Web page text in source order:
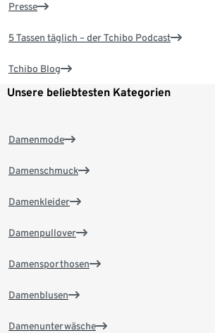
Presse
5 Tassen täglich – der Tchibo Podcast
Tchibo Blog
Unsere beliebtesten Kategorien
Damenmode
Damenschmuck
Damenkleider
Damenpullover
Damensporthosen
Damenblusen
Damenunterwäsche